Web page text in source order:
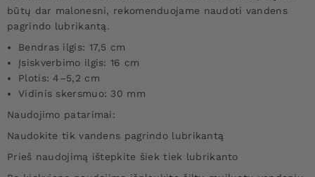
būtų dar malonesni, rekomenduojame naudoti vandens
pagrindo lubrikantą.
Bendras ilgis: 17,5 cm
Įsiskverbimo ilgis: 16 cm
Plotis: 4–5,2 cm
Vidinis skersmuo: 30 mm
Naudojimo patarimai:
Naudokite tik vandens pagrindo lubrikantą
Prieš naudojimą ištepkite šiek tiek lubrikanto